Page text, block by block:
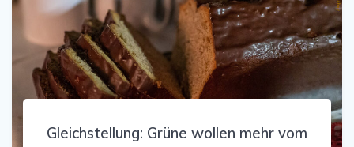
Gleichstellung: Grüne wollen mehr vom